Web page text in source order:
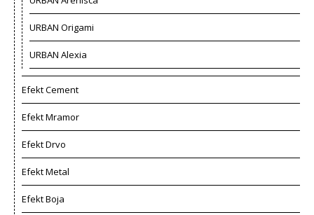
URBAN Origami
URBAN Alexia
Efekt Cement
Efekt Mramor
Efekt Drvo
Efekt Metal
Efekt Boja